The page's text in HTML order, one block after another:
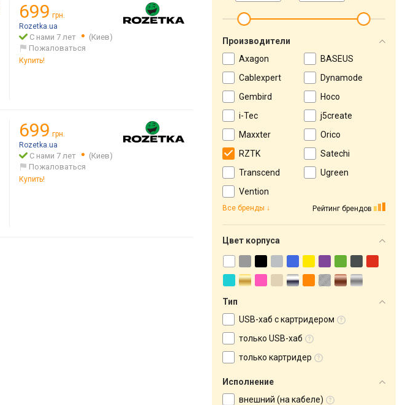
699 грн.
Rozetka.ua
С нами 7 лет
(Киев)
Пожаловаться
Купить!
699 грн.
Rozetka.ua
С нами 7 лет
(Киев)
Пожаловаться
Купить!
Производители
Axagon
BASEUS
Cablexpert
Dynamode
Gembird
Hoco
i-Tec
j5create
Maxxter
Orico
RZTK
Satechi
Transcend
Ugreen
Vention
Рейтинг брендов
Все бренды
Цвет корпуса
Тип
USB-хаб с картридером
только USB-хаб
только картридер
Исполнение
внешний (на кабеле)